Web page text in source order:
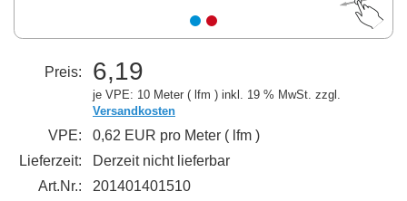
Preis: 6,19
je VPE: 10 Meter ( lfm ) inkl. 19 % MwSt. zzgl.
Versandkosten
VPE:
0,62 EUR pro Meter ( lfm )
Lieferzeit:
Derzeit nicht lieferbar
Art.Nr.:
201401401510